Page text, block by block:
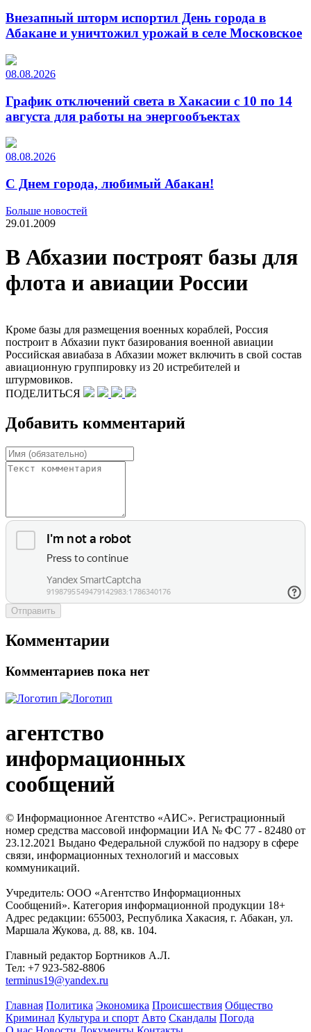
Внезапный шторм испортил День города в
Абакане и уничтожил урожай в селе Московское
08.08.2026
График отключений света в Хакасии с 10 по 14
августа для работы на энергообъектах
08.08.2026
С Днем города, любимый Абакан!
Больше новостей
29.01.2009
В Абхазии построят базы для
флота и авиации России
Кроме базы для размещения военных кораблей, Россия
построит в Абхазии пукт базирования военной авиации
Российская авиабаза в Абхазии может включить в свой состав
авиационную группировку из 20 истребителей и
штурмовиков.
ПОДЕЛИТЬСЯ
Добавить комментарий
Отправить
Комментарии
Комментариев пока нет
агентство
информационных
сообщений
© Информационное Агентство «АИС». Регистрационный
номер средства массовой информации ИА № ФС 77 - 82480 от
23.12.2021 Выдано Федеральной службой по надзору в сфере
связи, информационных технологий и массовых
коммуникаций.
Учредитель: ООО «Агентство Информационных
Сообщений». Категория информационной продукции 18+
Адрес редакции: 655003, Республика Хакасия, г. Абакан, ул.
Маршала Жукова, д. 88, кв. 104.
Главный редактор Бортников А.Л.
Тел: +7 923-582-8806
terminus19@yandex.ru
Главная Политика Экономика Происшествия Общество
Криминал Культура и спорт Авто Скандалы Погода